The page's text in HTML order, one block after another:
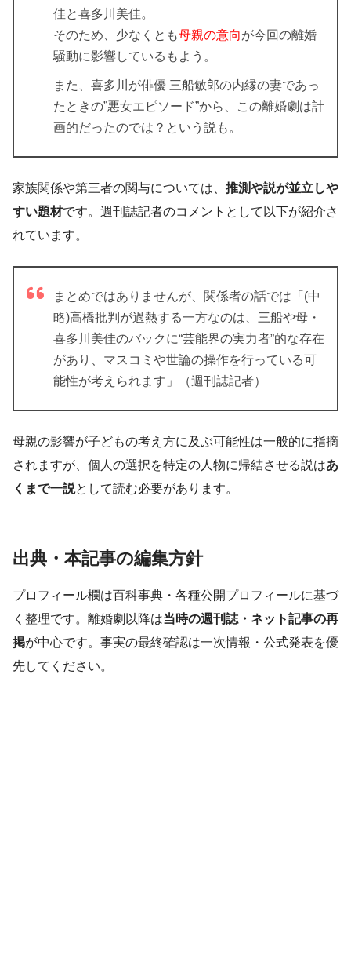
佳と喜多川美佳。
そのため、少なくとも母親の意向が今回の離婚
騒動に影響しているもよう。
また、喜多川が俳優 三船敏郎の内縁の妻であっ
たときの”悪女エピソード”から、この離婚劇は計
画的だったのでは？という説も。
家族関係や第三者の関与については、 推測や説が並立しや
すい題材です。週刊誌記者のコメントとして以下が紹介さ
れています。
まとめではありませんが、関係者の話では「(中
略)高橋批判が過熱する一方なのは、三船や母・
喜多川美佳のバックに“芸能界の実力者”的な存在
があり、マスコミや世論の操作を行っている可
能性が考えられます」（週刊誌記者）
母親の影響が子どもの考え方に及ぶ可能性は一般的に指摘
されますが、個人の選択を特定の人物に帰結させる説はあ
くまで一説として読む必要があります。
出典・本記事の編集方針
プロフィール欄は百科事典・各種公開プロフィールに基づ
く整理です。離婚劇以降は当時の週刊誌・ネット記事の再
掲が中心です。事実の最終確認は一次情報・公式発表を優
先してください。